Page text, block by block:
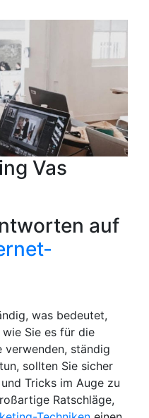
Vas
auf
was bedeutet,
wie Sie es für die
verwenden, ständig
sollten Sie sicher
Tricks im Auge zu
Ratschläge,